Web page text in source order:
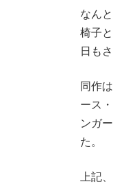
なん
椅子
日も
同作
ース
ンガ
た。
上記、